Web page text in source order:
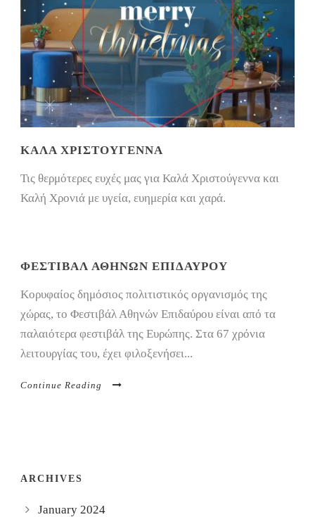
ΚΑΛΑ ΧΡΙΣΤΟΎΓΕΝΝΑ
Τις θερμότερες ευχές μας για Καλά Χριστούγεννα και
Καλή Χρονιά με υγεία, ευημερία και χαρά.
ΦΕΣΤΙΒΆΛ ΑΘΗΝΏΝ ΕΠΙΔΑΎΡΟΥ
Κορυφαίος δημόσιος πολιτιστικός οργανισμός της
χώρας, τo Φεστιβάλ Αθηνών Επιδαύρου είναι από τα
παλαιότερα φεστιβάλ της Ευρώπης. Στα 67 χρόνια
λειτουργίας του, έχει φιλοξενήσει...
Continue Reading
ARCHIVES
January 2024